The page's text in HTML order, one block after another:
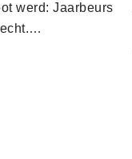
werd: Jaarbeurs